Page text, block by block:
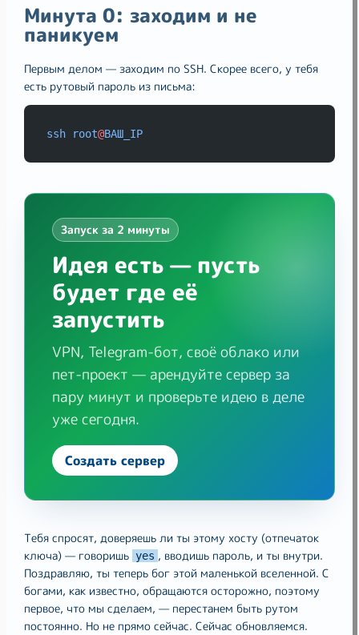
Минута 0: заходим и не
паникуем
Первым делом — заходим по SSH. Скорее всего, у тебя
есть рутовый пароль из письма:
ssh root@ВАШ_IP
Запуск за 2 минуты
Идея есть — пусть
будет где её
запустить
VPN, Telegram-бот, своё облако или
пет-проект — арендуйте сервер за
пару минут и проверьте идею в деле
уже сегодня.
Создать сервер
Тебя спросят, доверяешь ли ты этому хосту (отпечаток
ключа) — говоришь yes , вводишь пароль, и ты внутри.
Поздравляю, ты теперь бог этой маленькой вселенной. С
богами, как известно, обращаются осторожно, поэтому
первое, что мы сделаем, — перестанем быть рутом
постоянно. Но не прямо сейчас. Сейчас обновляемся.